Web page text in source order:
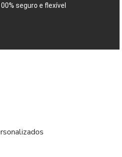
seguro e flexível